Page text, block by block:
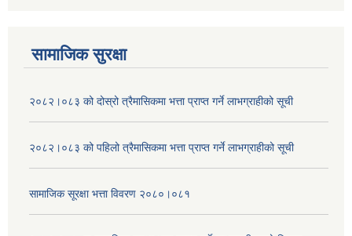
सामाजिक सुरक्षा
२०८२।०८३ को दोस्रो त्रैमासिकमा भत्ता प्राप्‍त गर्ने लाभग्राहीको सूची
२०८२।०८३ को पहिलो त्रैमासिकमा भत्ता प्राप्‍त गर्ने लाभग्राहीको सूची
सामाजिक सूरक्षा भत्ता विवरण २०८०।०८१